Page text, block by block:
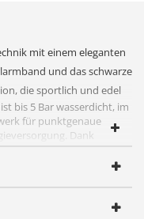
mit einem eleganten
armband und das schwarze
die sportlich und edel
bis 5 Bar wasserdicht, im
für punktgenaue
Dank
ein vielseitiger Begleiter